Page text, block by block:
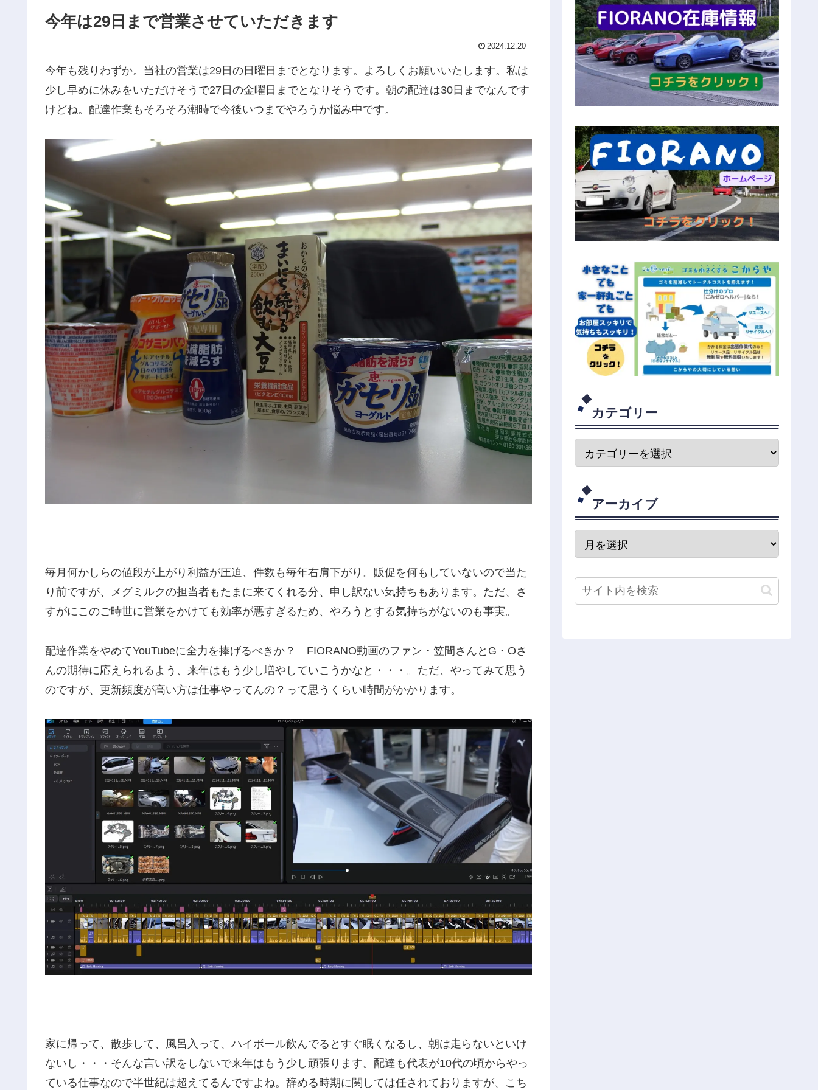
今年は29日まで営業させていただきます
2024.12.20
今年も残りわずか。当社の営業は29日の日曜日までとなります。よろしくお願いいたします。私は
少し早めに休みをいただけそうで27日の金曜日までとなりそうです。朝の配達は30日までなんです
けどね。配達作業もそろそろ潮時で今後いつまでやろうか悩み中です。
毎月何かしらの値段が上がり利益が圧迫、件数も毎年右肩下がり。販促を何もしていないので当た
り前ですが、メグミルクの担当者もたまに来てくれる分、申し訳ない気持ちもあります。ただ、さ
すがにこのご時世に営業をかけても効率が悪すぎるため、やろうとする気持ちがないのも事実。
配達作業をやめてYouTubeに全力を捧げるべきか？ FIORANO動画のファン・笠間さんとG・Oさ
んの期待に応えられるよう、来年はもう少し増やしていこうかなと・・・。ただ、やってみて思う
のですが、更新頻度が高い方は仕事やってんの？って思うくらい時間がかかります。
家に帰って、散歩して、風呂入って、ハイボール飲んでるとすぐ眠くなるし、朝は走らないといけ
ないし・・・そんな言い訳をしないで来年はもう少し頑張ります。配達も代表が10代の頃からやっ
ている仕事なので半世紀は超えてるんですよね。辞める時期に関しては任されておりますが、こち
カテゴリー
アーカイブ